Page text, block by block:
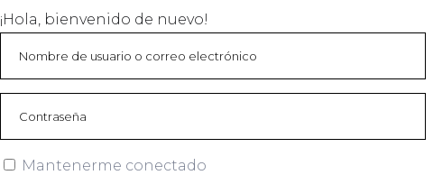
¡Hola, bienvenido de nuevo!
Mantenerme conectado